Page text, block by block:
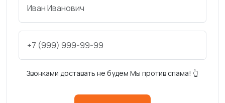
Звонками доставать не будем Мы против спама! 👆